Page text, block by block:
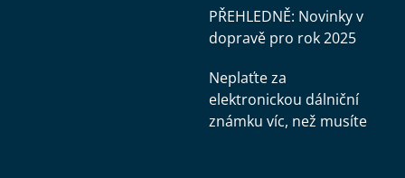
PŘEHLEDNĚ: Novinky v
dopravě pro rok 2025
Neplaťte za
elektronickou dálniční
známku víc, než musíte